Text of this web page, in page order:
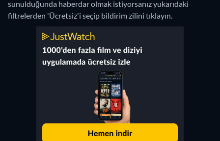
sunulduğunda haberdar olmak istiyorsanız yukarıdaki
filtrelerden 'Ücretsiz'i seçip bildirim zilini tıklayın.